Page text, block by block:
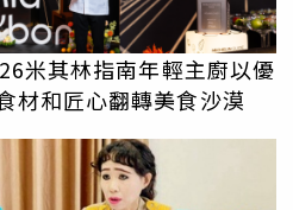
米其林指南年輕主廚以優
材和匠心翻轉美食沙漠